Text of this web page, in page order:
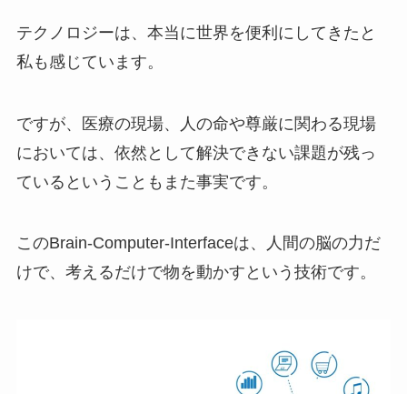
テクノロジーは、本当に世界を便利にしてきたと
私も感じています。
ですが、医療の現場、人の命や尊厳に関わる現場
においては、依然として解決できない課題が残っ
ているということもまた事実です。
このBrain-Computer-Interfaceは、人間の脳の力だ
けで、考えるだけで物を動かすという技術です。